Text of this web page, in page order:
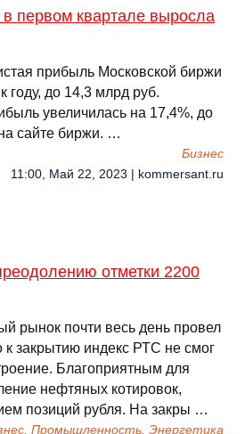
первом квартале выросла
прибыль Московской биржи
до 14,3 млрд руб.
увеличилась на 17,4%, до
сайте биржи. …
Бизнес
11:00, Май 22, 2023 | kommersant.ru
отметки 2200
рынок почти весь день провел
к закрытию индекс РТС не смог
Благоприятным для
нефтяных котировок,
позиций рубля. На закры …
Промышленность, Энергетика